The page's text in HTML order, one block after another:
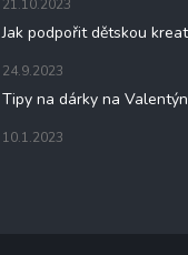
21.10.2023
Jak podpořit dětskou
24.9.2023
Tipy na dárky na
10.1.2023